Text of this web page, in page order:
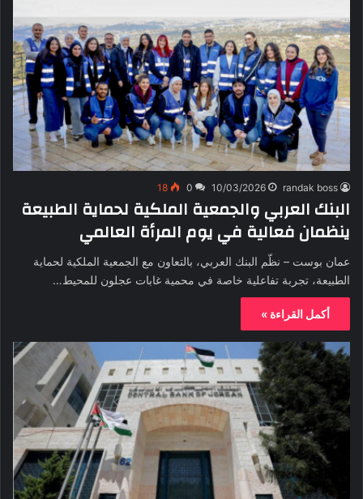
randak boss
10/03/2026
0
18
البنك العربي والجمعية الملكية لحماية الطبيعة
ينظمان فعالية في يوم المرأة العالمي
عمان بوست – نظّم البنك العربي، بالتعاون مع الجمعية الملكية لحماية
الطبيعة، تجربة تفاعلية خاصة في محمية غابات عجلون للمحيط…
أكمل القراءة »